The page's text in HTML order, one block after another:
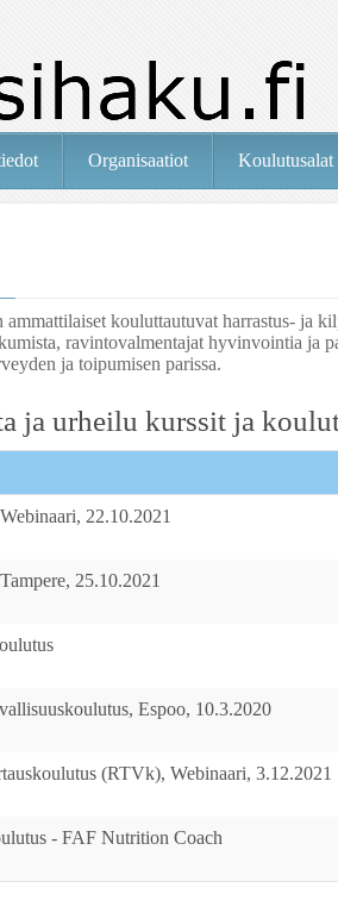
Organisaatiot Koulutusalat
kouluttautuvat harrastus- ja
ravintovalmentajat hyvinvointia ja
ja toipumisen parissa.
ja urheilu kurssit ja
22.10.2021
25.10.2021
Espoo, 10.3.2020
(RTVk), Webinaari, 3.12.2021
- FAF Nutrition Coach